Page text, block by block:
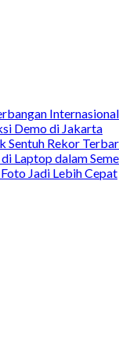
Internasional
Demo di Jakarta
Sentuh Rekor
Laptop dalam
Jadi Lebih Cepat